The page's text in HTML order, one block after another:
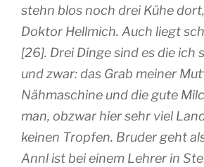
stehn blos noch drei Kühe
Doktor Hellmich. Auch liegt
[26]. Drei Dinge sind es die ich
und zwar: das Grab meiner
Nähmaschine und die gute
man, obzwar hier sehr viel
keinen Tropfen. Bruder geht
Annl ist bei einem Lehrer in